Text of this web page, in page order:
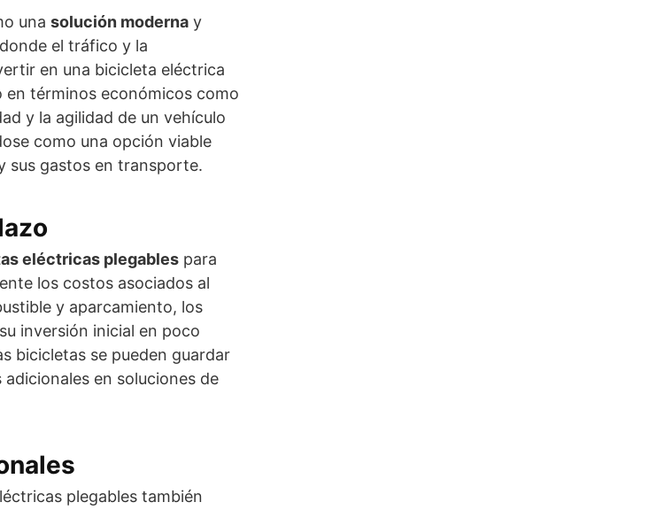
una solución moderna y
el tráfico y la
en una bicicleta eléctrica
términos económicos como
y la agilidad de un vehículo
como una opción viable
sus gastos en transporte.
eléctricas plegables para
los costos asociados al
y aparcamiento, los
inversión inicial en poco
bicicletas se pueden guardar
en soluciones de
plegables también